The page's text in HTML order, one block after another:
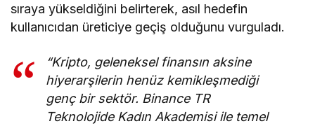
sıraya yükseldiğini belirterek, asıl hedefin
kullanıcıdan üreticiye geçiş olduğunu vurguladı.
“Kripto, geleneksel finansın aksine
hiyerarşilerin henüz kemikleşmediği
genç bir sektör. Binance TR
Teknolojide Kadın Akademisi ile temel